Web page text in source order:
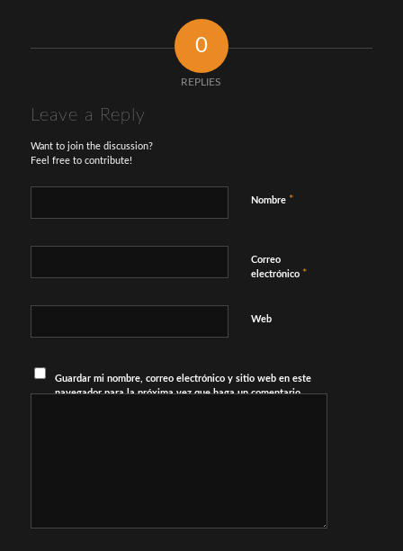
0
REPLIES
Leave a Reply
Want to join the discussion?
Feel free to contribute!
Nombre *
Correo
electrónico *
Web
Guardar mi nombre, correo electrónico y sitio web en este
navegador para la próxima vez que haga un comentario.